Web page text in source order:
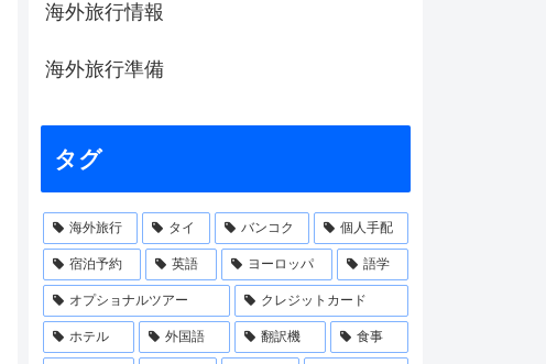
海外旅行情報
海外旅行準備
タグ
海外旅行 タイ バンコク 個人手配
宿泊予約 英語 ヨーロッパ 語学
オプショナルツアー クレジットカード
ホテル 外国語 翻訳機 食事